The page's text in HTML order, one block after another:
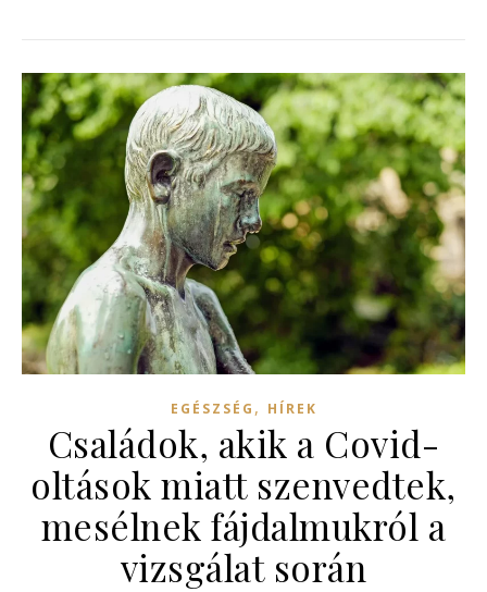
EGÉSZSÉG , HÍREK
Családok, akik a Covid-
oltások miatt szenvedtek,
mesélnek fájdalmukról a
vizsgálat során